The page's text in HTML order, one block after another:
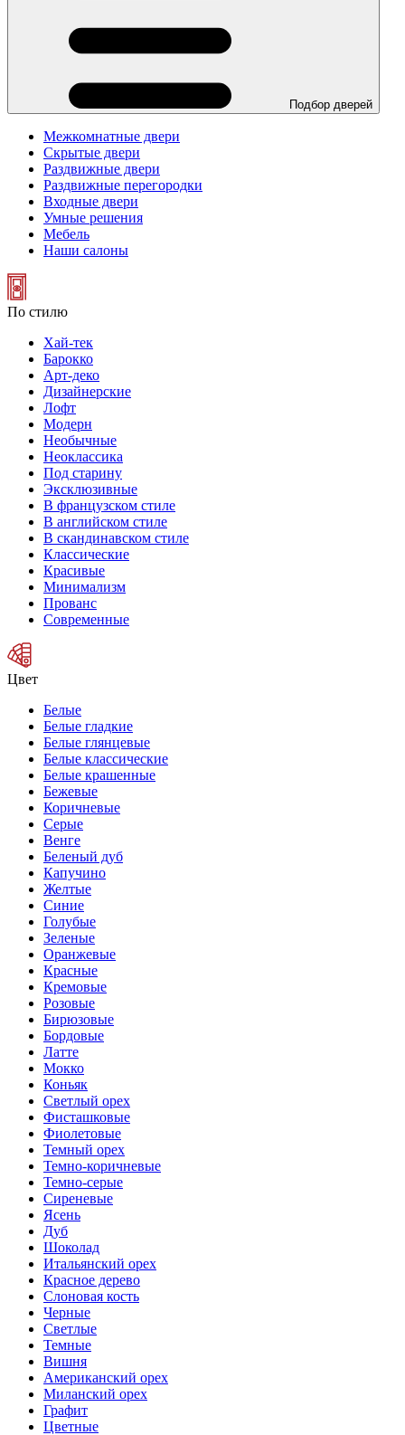
Подбор дверей
Межкомнатные двери
Скрытые двери
Раздвижные двери
Раздвижные перегородки
Входные двери
Умные решения
Мебель
Наши салоны
По стилю
Хай-тек
Барокко
Арт-деко
Дизайнерские
Лофт
Модерн
Необычные
Неоклассика
Под старину
Эксклюзивные
В французском стиле
В английском стиле
В скандинавском стиле
Классические
Красивые
Минимализм
Прованс
Современные
Цвет
Белые
Белые гладкие
Белые глянцевые
Белые классические
Белые крашенные
Бежевые
Коричневые
Серые
Венге
Беленый дуб
Капучино
Желтые
Синие
Голубые
Зеленые
Оранжевые
Красные
Кремовые
Розовые
Бирюзовые
Бордовые
Латте
Мокко
Коньяк
Светлый орех
Фисташковые
Фиолетовые
Темный орех
Темно-коричневые
Темно-серые
Сиреневые
Ясень
Дуб
Шоколад
Итальянский орех
Красное дерево
Слоновая кость
Черные
Светлые
Темные
Вишня
Американский орех
Миланский орех
Графит
Цветные